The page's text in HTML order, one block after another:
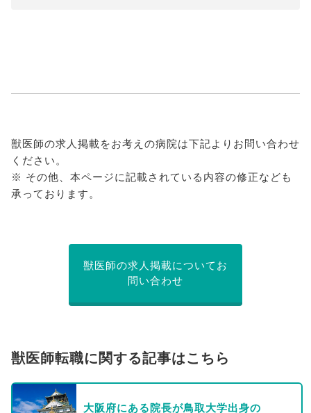
獣医師の求人掲載をお考えの病院は下記よりお問い合わせ
ください。
※ その他、本ページに記載されている内容の修正なども
承っております。
獣医師の求人掲載についてお
問い合わせ
獣医師転職に関する記事はこちら
大阪府にある院長が鳥取大学出身の